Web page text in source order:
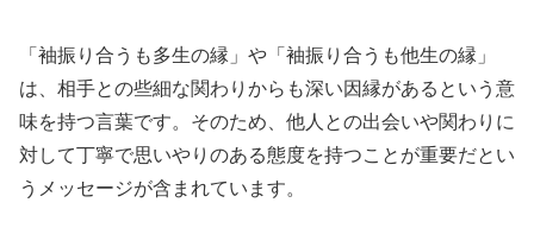
「袖振り合うも多生の縁」や「袖振り合うも他生の縁」
は、相手との些細な関わりからも深い因縁があるという意
味を持つ言葉です。そのため、他人との出会いや関わりに
対して丁寧で思いやりのある態度を持つことが重要だとい
うメッセージが含まれています。